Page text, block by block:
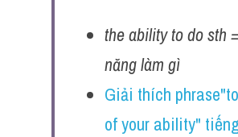
Writing
the ability to do sth
năng làm gì
Giải thích
of your ability"